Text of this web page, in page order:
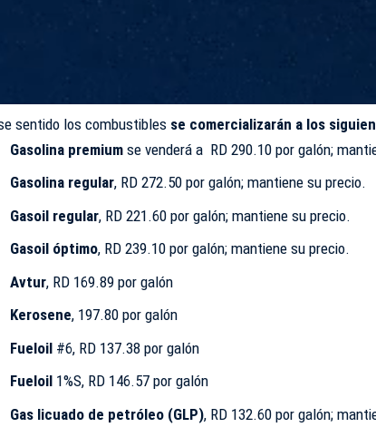
sentido los combustibles se comercializarán a los
Gasolina premiumse venderá a RD 290.10 por galón;
Gasolina regular, RD 272.50 por galón; mantiene su precio.
Gasoil regular, RD 221.60 por galón; mantiene su precio.
Gasoil óptimo, RD 239.10 por galón; mantiene su precio.
Avtur, RD 169.89 por galón
Kerosene, 197.80 por galón
Fueloil#6, RD 137.38 por galón
Fueloil 1%S, RD 146.57 por galón
Gas licuado de petróleo (GLP), RD 132.60 por galón;